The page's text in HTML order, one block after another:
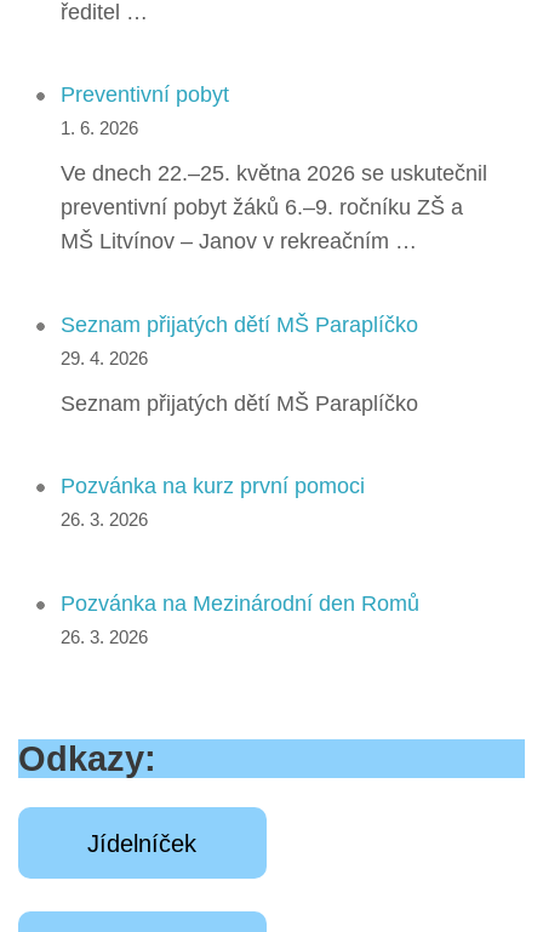
ředitel …
Preventivní pobyt
1. 6. 2026
Ve dnech 22.–25. května 2026 se uskutečnil
preventivní pobyt žáků 6.–9. ročníku ZŠ a
MŠ Litvínov – Janov v rekreačním …
Seznam přijatých dětí MŠ Paraplíčko
29. 4. 2026
Seznam přijatých dětí MŠ Paraplíčko
Pozvánka na kurz první pomoci
26. 3. 2026
Pozvánka na Mezinárodní den Romů
26. 3. 2026
Odkazy:
Jídelníček